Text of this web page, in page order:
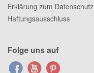
Erklärung zum Datenschutz
Haftungsausschluss
Folge uns auf